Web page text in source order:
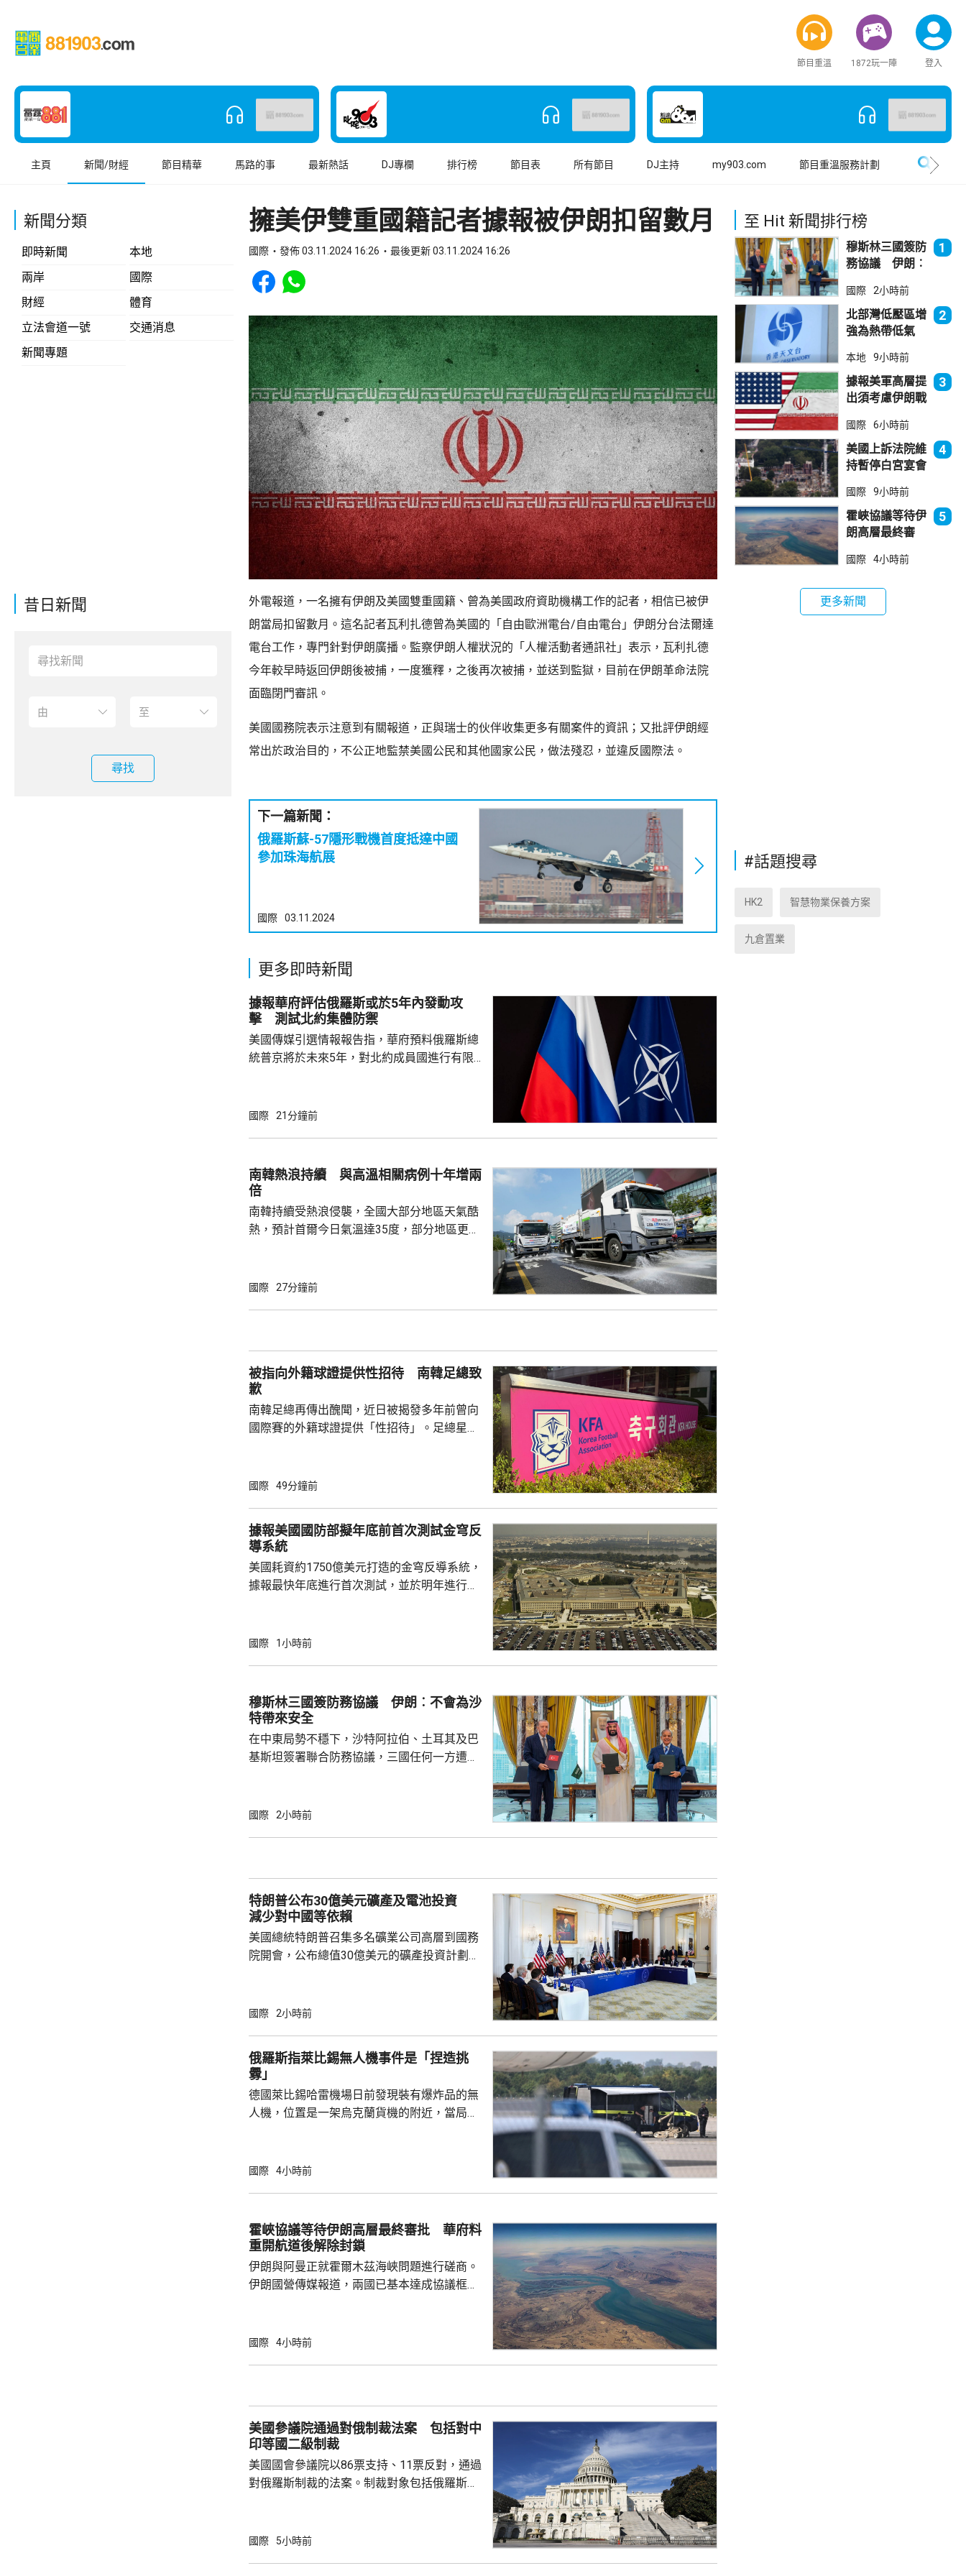
節目重溫 1872玩一陣 登入
主頁 新聞/財經 節目精華 馬路的事 最新熱話 DJ專欄 排行榜 節目表 所有節目 DJ主持 my903.com 節目重溫服務計劃
新聞分類
即時新聞
本地
兩岸
國際
財經
體育
立法會道一號
交通消息
新聞專題
昔日新聞
尋找
擁美伊雙重國籍記者據報被伊朗扣留數月
國際 發佈 03.11.2024 16:26 最後更新 03.11.2024 16:26
Share to Facebook
Share to WhatsApp
外電報道，一名擁有伊朗及美國雙重國籍、曾為美國政府資助機構工作的記者，相信已被伊
朗當局扣留數月。這名記者瓦利扎德曾為美國的「自由歐洲電台/自由電台」伊朗分台法爾達
電台工作，專門針對伊朗廣播。監察伊朗人權狀況的「人權活動者通訊社」表示，瓦利扎德
今年較早時返回伊朗後被捕，一度獲釋，之後再次被捕，並送到監獄，目前在伊朗革命法院
面臨閉門審訊。
美國國務院表示注意到有關報道，正與瑞士的伙伴收集更多有關案件的資訊；又批評伊朗經
常出於政治目的，不公正地監禁美國公民和其他國家公民，做法殘忍，並違反國際法。
下一篇新聞：
俄羅斯蘇-57隱形戰機首度抵達中國
參加珠海航展
國際 03.11.2024
更多即時新聞
據報華府評估俄羅斯或於5年內發動攻
擊 測試北約集體防禦
美國傳媒引選情報報告指，華府預料俄羅斯總
統普京將於未來5年，對北約成員國進行有限
性，包括網絡攻擊或小規模入侵等，最有可能
地結束烏克蘭戰事的方式，便可能會升級對北
約的衝突。 北約拒絕置評，只表示一直評估不
同情況，準備好在必要時作出防衛和威...
國際 21分鐘前
南韓熱浪持續 與高溫相關病例十年增兩
倍
南韓持續受熱浪侵襲，全國大部分地區天氣酷
熱，預計首爾今日氣溫達35度，部分地區更高
天氣。 高溫天氣可能引致健康問題。南韓當局
落，但仍有638宗。與高溫天氣有關的死亡病
例亦有所增加，...
國際 27分鐘前
被指向外籍球證提供性招待 南韓足總致
歉
南韓足總再傳出醜聞，近日被揭發多年前曾向
國際賽的外籍球證提供「性招待」。足總星期
革，保證加強組織內部的透明度和誠信，以滿
月至翌年3月期間，曾在首爾、蔚山等地的風
俗場所，向十多名外籍球證提供「性招待」，
每人涉及的費用由數十萬至近百萬韓...
國際 49分鐘前
據報美國國防部擬年底前首次測試金穹反
導系統
美國耗資約1750億美元打造的金穹反導系統，
據報最快年底進行首次測試，並於明年進行飛
年進行兩次飛行測試，將攔截器發射到空中目
行篩選。消息人士指，如果年底前順利完成地
面測試，政府會向相關公司支付6000萬美元，
預料美國太空部隊會由...
國際 1小時前
穆斯林三國簽防務協議 伊朗︰不會為沙
特帶來安全
在中東局勢不穩下，沙特阿拉伯、土耳其及巴
基斯坦簽署聯合防務協議，三國任何一方遭受
伊朗支持的也門胡塞武裝攻擊。有沙特官員表
家和伊斯蘭合作組織都表示歡迎協議。不過伊
朗議會的國家安全與外交政策委員會...
國際 2小時前
特朗普公布30億美元礦產及電池投資
減少對中國等依賴
美國總統特朗普召集多名礦業公司高層到國務
院開會，公布總值30億美元的礦產投資計劃，
加強經濟穩定與安全，重新奪回美國作為世界
池材料公司提供14億美元貸款，以擴大電池生
產，以及向明尼蘇達州一間磁鐵製造公司，投
資1.5億美元。另外，華府亦...
國際 2小時前
俄羅斯指萊比錫無人機事件是「捏造挑
釁」
德國萊比錫哈雷機場日前發現裝有爆炸品的無
人機，位置是一架烏克蘭貨機的附近，當局認
德國大使館事隔兩日後聲明，指事件是捏造的
緒，對此表示關切。 德國總理默茨星期五就事
件召開國家安全委員會會議，將同內政部長多
國際 4小時前
霍峽協議等待伊朗高層最終審批 華府料
重開航道後解除封鎖
伊朗與阿曼正就霍爾木茲海峽問題進行磋商。
伊朗國營傳媒報道，兩國已基本達成協議框
取得進展，可能於未來數日敲定協議，如果能
向船隻收費，或以任何方式干擾船舶的協議。
美軍中央司令部公布，自上月中恢復對...
國際 4小時前
美國參議院通過對俄制裁法案 包括對中
印等國二級制裁
美國國會參議院以86票支持、11票反對，通過
對俄羅斯制裁的法案。制裁對象包括俄羅斯總
徵收最高500%的關稅，以及對5個進口最多俄
國際 5小時前
至 Hit 新聞排行榜
穆斯林三國簽防
務協議 伊朗︰
安全
1
國際 2小時前
北部灣低壓區增
強為熱帶低氣
本港直接威脅不
大
2
本地 9小時前
據報美軍高層提
出須考慮伊朗戰
3
國際 6小時前
美國上訴法院維
持暫停白宮宴會
4
國際 9小時前
霍峽協議等待伊
朗高層最終審
航道後解除封鎖
5
國際 4小時前
更多新聞
#話題搜尋
HK2 智慧物業保養方案
九倉置業